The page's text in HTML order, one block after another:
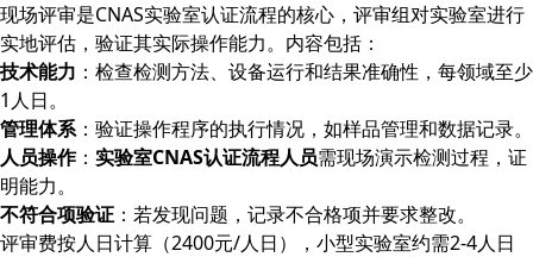
现场评审是CNAS实验室认证流程的核心，评审组对实验室进行
实地评估，验证其实际操作能力。内容包括：
技术能力 ：检查检测方法、设备运行和结果准确性，每领域至少
1人日。
管理体系：验证操作程序的执行情况，如样品管理和数据记录。
人员操作： 实验室CNAS认证流程人员需现场演示检测过程，证
明能力。
不符合项验证 ：若发现问题，记录不合格项并要求整改。
评审费按人日计算（2400元/人日），小型实验室约需2-4人日